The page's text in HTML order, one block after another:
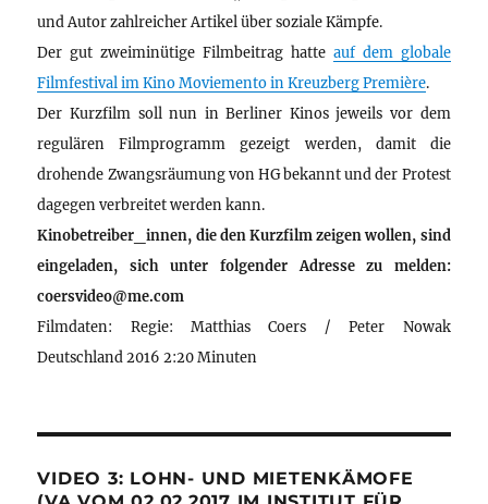
und Autor zahlreicher Artikel über soziale Kämpfe.
Der gut zweiminütige Filmbeitrag hatte auf dem globale
Filmfestival im Kino Moviemento in Kreuzberg Première.
Der Kurzfilm soll nun in Berliner Kinos jeweils vor dem
regulären Filmprogramm gezeigt werden, damit die
drohende Zwangsräumung von HG bekannt und der Protest
dagegen verbreitet werden kann.
Kinobetreiber_innen, die den Kurzfilm zeigen wollen, sind
eingeladen, sich unter folgender Adresse zu melden:
coersvideo@me.com
Filmdaten: Regie: Matthias Coers / Peter Nowak
Deutschland 2016 2:20 Minuten
VIDEO 3: LOHN- UND MIETENKÄMOFE